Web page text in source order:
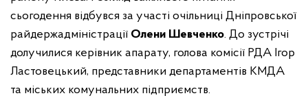
сьогодення відбувся за участі очільниці Дніпровської
райдержадміністрації Олени Шевченко. До зустрічі
долучилися керівник апарату, голова комісії РДА Ігор
Ластовецький, представники департаментів КМДА
та міських комунальних підприємств.